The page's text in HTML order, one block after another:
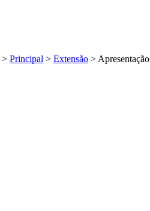
> Principal > Extensão > Apresentação